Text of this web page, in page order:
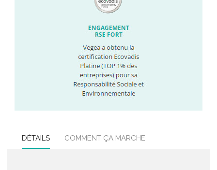
DÉTAILS COMMENT ÇA MARCHE